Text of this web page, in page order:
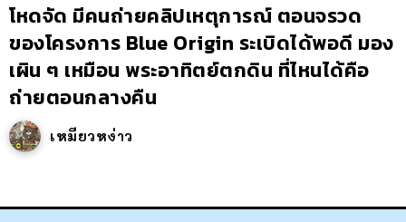
โหดจัด มีคนถ่ายคลิปเหตุการณ์ ตอนจรวด
ของโครงการ Blue Origin ระเบิดได้พอดี มอง
เผิน ๆ เหมือน พระอาทิตย์ตกดิน ที่ไหนได้คือ
ถ่ายตอนกลางคืน
เหมียวหง่าว